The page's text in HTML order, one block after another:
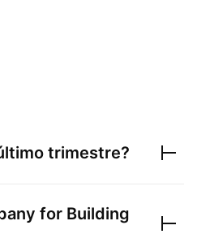
trimestre?
for Building